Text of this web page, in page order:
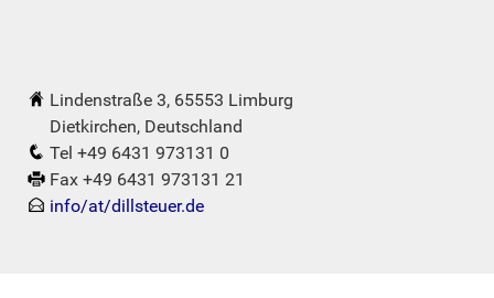
Lindenstraße 3, 65553 Limburg
Dietkirchen, Deutschland
Tel +49 6431 973131 0
Fax +49 6431 973131 21
info/at/dillsteuer.de